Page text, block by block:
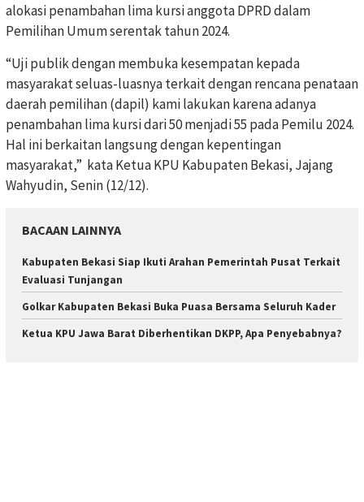
alokasi penambahan lima kursi anggota DPRD dalam
Pemilihan Umum serentak tahun 2024.
“Uji publik dengan membuka kesempatan kepada
masyarakat seluas-luasnya terkait dengan rencana penataan
daerah pemilihan (dapil) kami lakukan karena adanya
penambahan lima kursi dari 50 menjadi 55 pada Pemilu 2024.
Hal ini berkaitan langsung dengan kepentingan
masyarakat,” kata Ketua KPU Kabupaten Bekasi, Jajang
Wahyudin, Senin (12/12).
BACAAN LAINNYA
Kabupaten Bekasi Siap Ikuti Arahan Pemerintah Pusat Terkait
Evaluasi Tunjangan
Golkar Kabupaten Bekasi Buka Puasa Bersama Seluruh Kader
Ketua KPU Jawa Barat ​​Diberhentikan DKPP, Apa Penyebabnya?